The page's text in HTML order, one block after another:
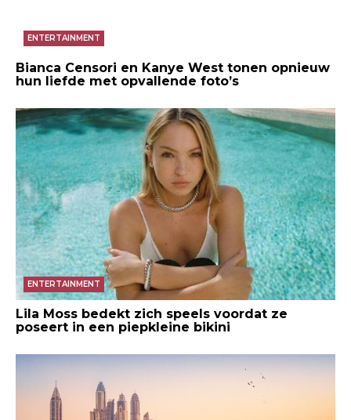
ENTERTAINMENT
Bianca Censori en Kanye West tonen opnieuw
hun liefde met opvallende foto’s
ENTERTAINMENT
Lila Moss bedekt zich speels voordat ze
poseert in een piepkleine bikini